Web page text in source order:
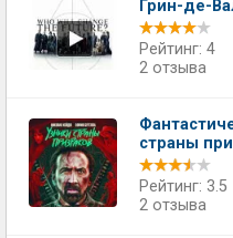
Грин-де-
Рейтинг: 4
2 отзыва
страны
Рейтинг: 3.5
2 отзыва